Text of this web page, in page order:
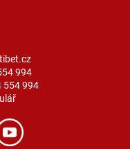
994
554 994